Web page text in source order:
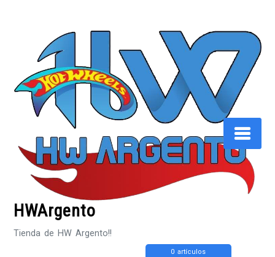
HWArgento
Tienda de HW Argento!!
0 artículos